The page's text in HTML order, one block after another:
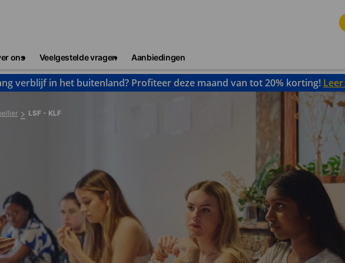
ons Veelgestelde vragen Aanbiedingen
verblijf in het buitenland? Profiteer deze maand van tot 20% korting!
LSF - KLF